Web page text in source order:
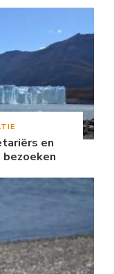
en